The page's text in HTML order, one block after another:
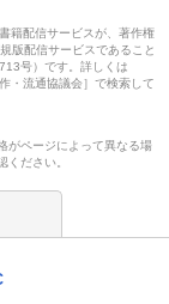
籍配信サービスが、著作権
版配信サービスであること
号）です。詳しくは
・流通協議会］で検索して
がページによって異なる場
ください。